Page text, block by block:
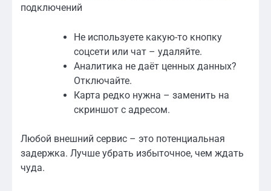
подключений
Не используете какую-то кнопку
соцсети или чат – удаляйте.
Аналитика не даёт ценных данных?
Отключайте.
Карта редко нужна – заменить на
скриншот с адресом.
Любой внешний сервис – это потенциальная
задержка. Лучше убрать избыточное, чем ждать
чуда.